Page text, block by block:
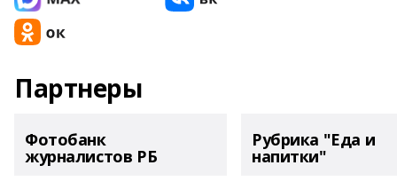
Партнеры
Фотобанк
журналистов РБ
Рубрика "Еда и
напитки"